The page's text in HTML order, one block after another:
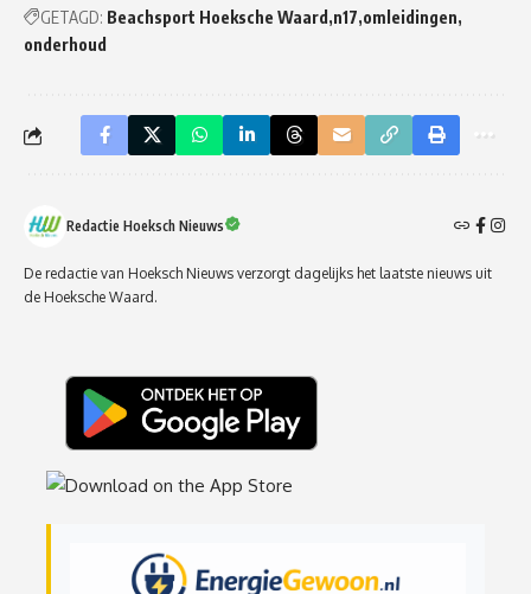
GETAGD: Beachsport Hoeksche Waard n17 omleidingen
onderhoud
Redactie Hoeksch Nieuws
De redactie van Hoeksch Nieuws verzorgt dagelijks het laatste nieuws uit
de Hoeksche Waard.